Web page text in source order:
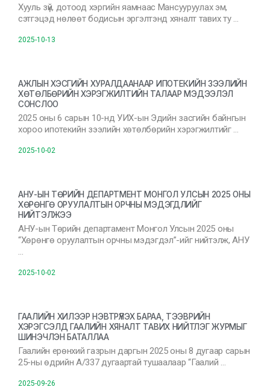
Хууль зүй, дотоод хэргийн яамнаас Мансууруулах эм,
сэтгэцэд нөлөөт бодисын эргэлтэнд хяналт тавих ту …
2025-10-13
АЖЛЫН ХЭСГИЙН ХУРАЛДААНААР ИПОТЕКИЙН ЗЭЭЛИЙН
ХӨТӨЛБӨРИЙН ХЭРЭГЖИЛТИЙН ТАЛААР МЭДЭЭЛЭЛ
СОНСЛОО
2025 оны 6 сарын 10-нд УИХ-ын Эдийн засгийн байнгын
хороо ипотекийн зээлийн хөтөлбөрийн хэрэгжилтийг …
2025-10-02
АНУ-ЫН ТӨРИЙН ДЕПАРТМЕНТ МОНГОЛ УЛСЫН 2025 ОНЫ
ХӨРӨНГӨ ОРУУЛАЛТЫН ОРЧНЫ МЭДЭГДЛИЙГ
НИЙТЭЛЖЭЭ
АНУ-ын Төрийн департамент Монгол Улсын 2025 оны
“Хөрөнгө оруулалтын орчны мэдэгдэл”-ийг нийтэлж, АНУ
…
2025-10-02
ГААЛИЙН ХИЛЭЭР НЭВТРҮҮЛЭХ БАРАА, ТЭЭВРИЙН
ХЭРЭГСЭЛД ГААЛИЙН ХЯНАЛТ ТАВИХ НИЙТЛЭГ ЖУРМЫГ
ШИНЭЧЛЭН БАТАЛЛАА
Гаалийн ерөнхий газрын даргын 2025 оны 8 дугаар сарын
25-ны өдрийн А/337 дугаартай тушаалаар “Гаалий …
2025-09-26